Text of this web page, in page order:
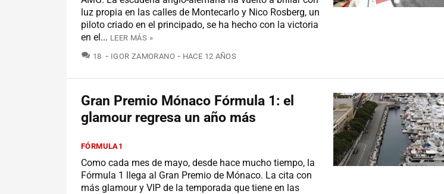
luz propia en las calles de Montecarlo y Nico Rosberg, un
piloto criado en el principado, se ha hecho con la victoria
en el... LEER MÁS »
18 COMENTARIOS
IGOR ZAMORANO HACE 12 AÑOS
Gran Premio Mónaco Fórmula 1: el
glamour regresa un año más
FÓRMULA1
Como cada mes de mayo, desde hace mucho tiempo, la
Fórmula 1 llega al Gran Premio de Mónaco. La cita con
más glamour y VIP de la temporada que tiene en las